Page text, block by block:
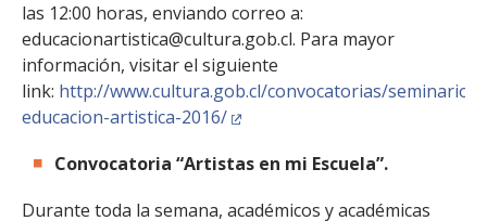
las 12:00 horas, enviando correo a:
educacionartistica@cultura.gob.cl. Para mayor
información, visitar el siguiente
link: http://www.cultura.gob.cl/convocatorias/seminario-
educacion-artistica-2016/
Convocatoria “Artistas en mi Escuela”.
Durante toda la semana, académicos y académicas